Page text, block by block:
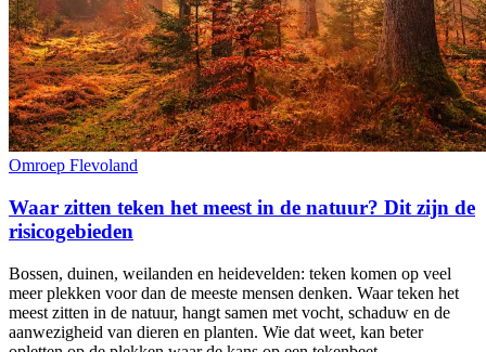
Omroep Flevoland
Waar zitten teken het meest in de natuur? Dit zijn de
risicogebieden
Bossen, duinen, weilanden en heidevelden: teken komen op veel
meer plekken voor dan de meeste mensen denken. Waar teken het
meest zitten in de natuur, hangt samen met vocht, schaduw en de
aanwezigheid van dieren en planten. Wie dat weet, kan beter